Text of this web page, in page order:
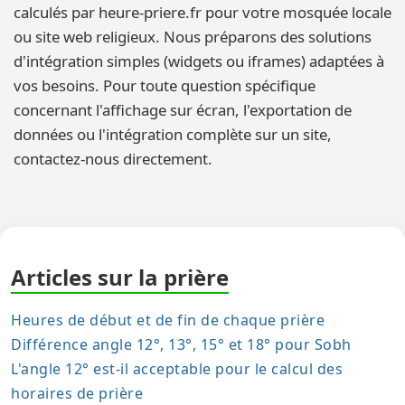
calculés par heure-priere.fr pour votre mosquée locale
ou site web religieux. Nous préparons des solutions
d'intégration simples (widgets ou iframes) adaptées à
vos besoins. Pour toute question spécifique
concernant l'affichage sur écran, l'exportation de
données ou l'intégration complète sur un site,
contactez-nous directement.
Articles sur la prière
Heures de début et de fin de chaque prière
Différence angle 12°, 13°, 15° et 18° pour Sobh
L'angle 12° est-il acceptable pour le calcul des
horaires de prière